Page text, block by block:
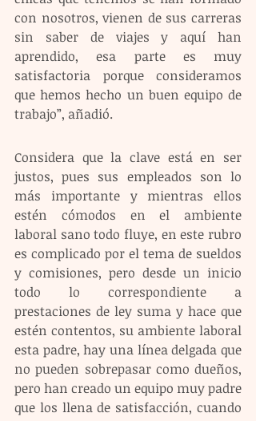
con nosotros, vienen de sus carreras
sin saber de viajes y aquí han
aprendido, esa parte es muy
satisfactoria porque consideramos
que hemos hecho un buen equipo de
trabajo”, añadió.
Considera que la clave está en ser
justos, pues sus empleados son lo
más importante y mientras ellos
estén cómodos en el ambiente
laboral sano todo fluye, en este rubro
es complicado por el tema de sueldos
y comisiones, pero desde un inicio
todo lo correspondiente a
prestaciones de ley suma y hace que
estén contentos, su ambiente laboral
esta padre, hay una línea delgada que
no pueden sobrepasar como dueños,
pero han creado un equipo muy padre
que los llena de satisfacción, cuando